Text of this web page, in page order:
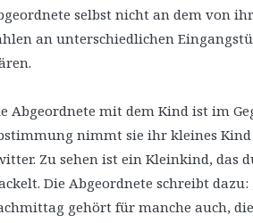
selbst nicht an dem von
an unterschiedlichen
Abgeordnete mit dem Kind ist im
nimmt sie ihr kleines
Zu sehen ist ein Kleinkind, das
Die Abgeordnete schreibt
gehört für manche auch,